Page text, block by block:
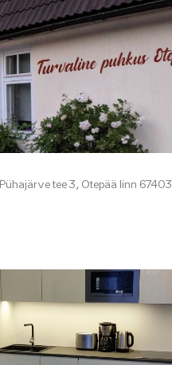
Pühajärve tee 3, Otepää linn 67403